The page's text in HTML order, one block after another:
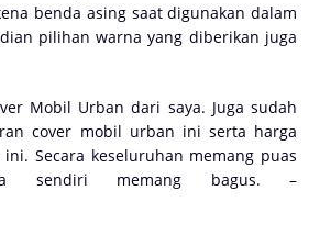
benda asing saat digunakan dalam
pilihan warna yang diberikan juga
Mobil Urban dari saya. Juga sudah
cover mobil urban ini serta harga
Secara keseluruhan memang puas
sendiri memang bagus. –